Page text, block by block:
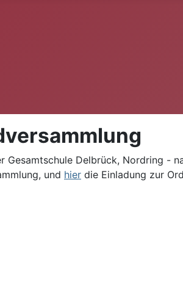
Delbrück, Nordring -
und hier die Einladung zur